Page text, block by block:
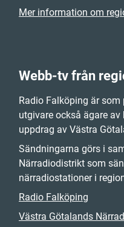
Mer information om
Webb-tv från
Radio Falköping är
utgivare också ägare
uppdrag av Västra
Sändningarna görs i
Närradiodistrikt som
närradiostationer i
Radio Falköping
Västra Götalands